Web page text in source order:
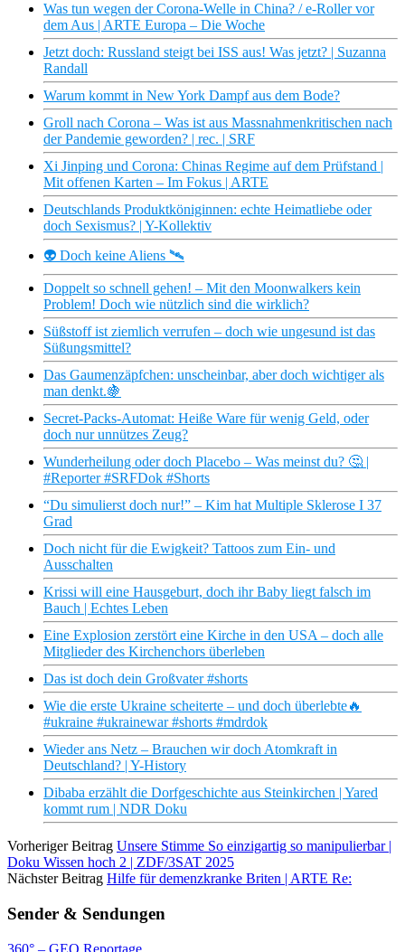
Was tun wegen der Corona-Welle in China? / e-Roller vor
dem Aus | ARTE Europa – Die Woche
Jetzt doch: Russland steigt bei ISS aus! Was jetzt? | Suzanna
Randall
Warum kommt in New York Dampf aus dem Bode?
Groll nach Corona – Was ist aus Massnahmenkritischen nach
der Pandemie geworden? | rec. | SRF
Xi Jinping und Corona: Chinas Regime auf dem Prüfstand |
Mit offenen Karten – Im Fokus | ARTE
Deutschlands Produktköniginnen: echte Heimatliebe oder
doch Sexismus? | Y-Kollektiv
👽 Doch keine Aliens 🛰
Doppelt so schnell gehen! – Mit den Moonwalkers kein
Problem! Doch wie nützlich sind die wirklich?
Süßstoff ist ziemlich verrufen – doch wie ungesund ist das
Süßungsmittel?
Das Gaumenzäpfchen: unscheinbar, aber doch wichtiger als
man denkt.🍇
Secret-Packs-Automat: Heiße Ware für wenig Geld, oder
doch nur unnützes Zeug?
Wunderheilung oder doch Placebo – Was meinst du? 🤔 |
#Reporter #SRFDok #Shorts
“Du simulierst doch nur!” – Kim hat Multiple Sklerose I 37
Grad
Doch nicht für die Ewigkeit? Tattoos zum Ein- und
Ausschalten
Krissi will eine Hausgeburt, doch ihr Baby liegt falsch im
Bauch | Echtes Leben
Eine Explosion zerstört eine Kirche in den USA – doch alle
Mitglieder des Kirchenchors überleben
Das ist doch dein Großvater #shorts
Wie die erste Ukraine scheiterte – und doch überlebte🔥
#ukraine #ukrainewar #shorts #mdrdok
Wieder ans Netz – Brauchen wir doch Atomkraft in
Deutschland? | Y-History
Dibaba erzählt die Dorfgeschichte aus Steinkirchen | Yared
kommt rum | NDR Doku
Vorheriger Beitrag Unsere Stimme So einzigartig so manipulierbar |
Doku Wissen hoch 2 | ZDF/3SAT 2025
Nächster Beitrag Hilfe für demenzkranke Briten | ARTE Re:
Sender & Sendungen
360° – GEO Reportage